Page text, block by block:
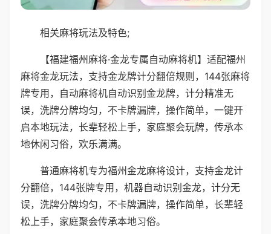
相关麻将玩法及特色;
【福建福州麻将·金龙专属自动麻将机】适配福州
麻将金龙玩法，支持金龙牌计分翻倍规则，144张麻将
牌专用，自动麻将机自动识别金龙牌，计分精准无
误，洗牌分牌均匀，不卡牌漏牌，操作简单，一键开
启本地玩法，长辈轻松上手，家庭聚会玩牌，传承本
地休闲习俗，欢乐满满。
普通麻将机专为福州金龙麻将设计，支持金龙计
分翻倍，144张牌专用，机器自动识别金龙，计分无
误，洗牌分牌均匀，不卡牌漏牌，操作简单，长辈轻
松上手，家庭聚会传承本地习俗。